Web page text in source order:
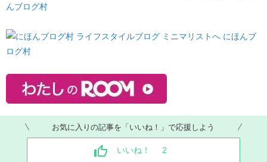
んブログ村
にほんブ
ログ村
お気に入りの記事を「いいね！」で応援しよう
いいね！ 2